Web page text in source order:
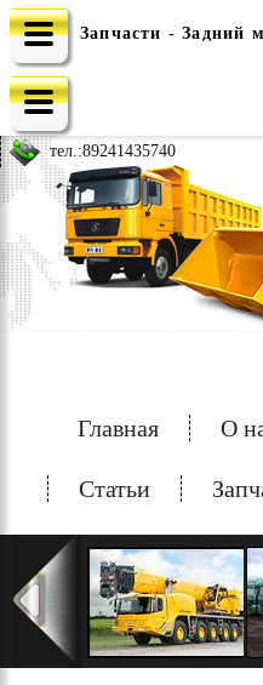
e-mail: china-spec@inbox.ru
тел.:89241435740
Главная О
Статьи
Запчасти - Задний